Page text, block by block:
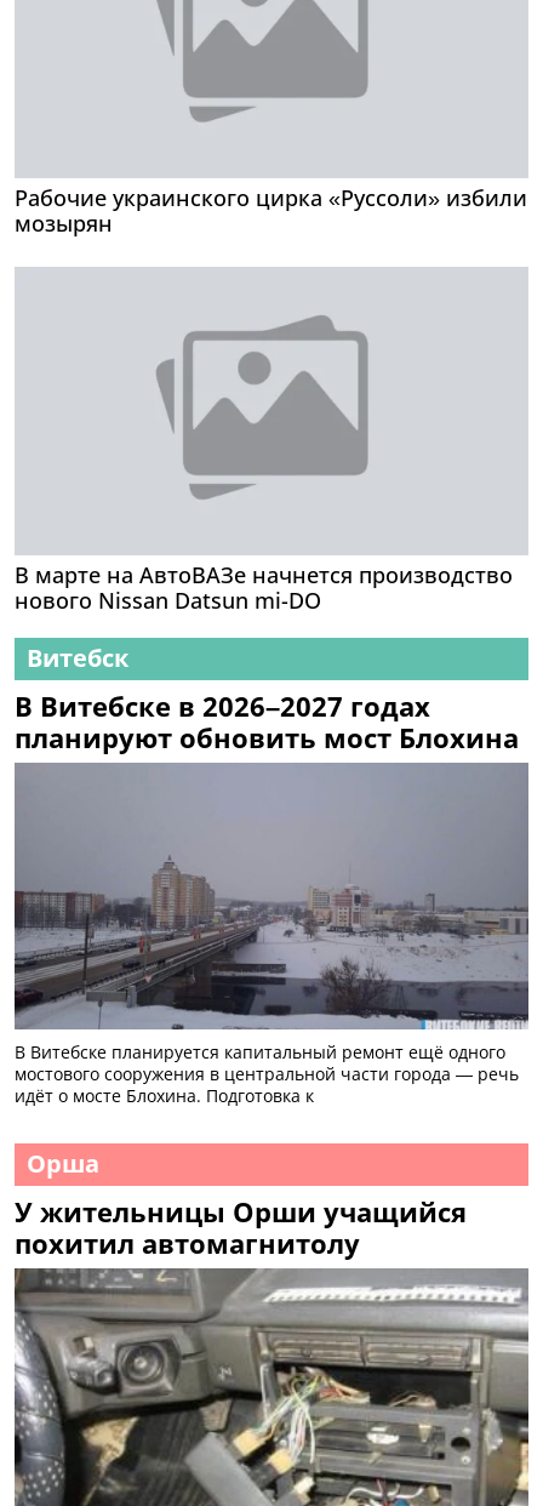
Рабочие украинского цирка «Руссоли» избили
мозырян
В марте на АвтоВАЗе начнется производство
нового Nissan Datsun mi-DO
Витебск
В Витебске в 2026–2027 годах
планируют обновить мост Блохина
В Витебске планируется капитальный ремонт ещё одного
мостового сооружения в центральной части города — речь
идёт о мосте Блохина. Подготовка к
Орша
У жительницы Орши учащийся
похитил автомагнитолу